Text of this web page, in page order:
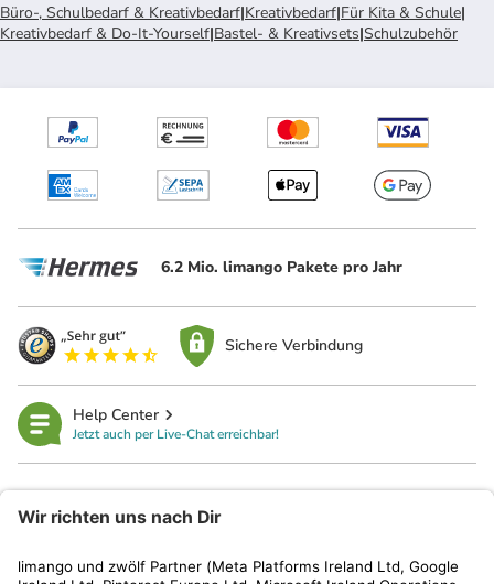
Büro-, Schulbedarf & Kreativbedarf|Kreativbedarf|Für Kita & Schule|
Kreativbedarf & Do-It-Yourself|Bastel- & Kreativsets|Schulzubehör
6.2 Mio. limango Pakete pro Jahr
Sichere Verbindung
Help Center
Jetzt auch per Live-Chat erreichbar!